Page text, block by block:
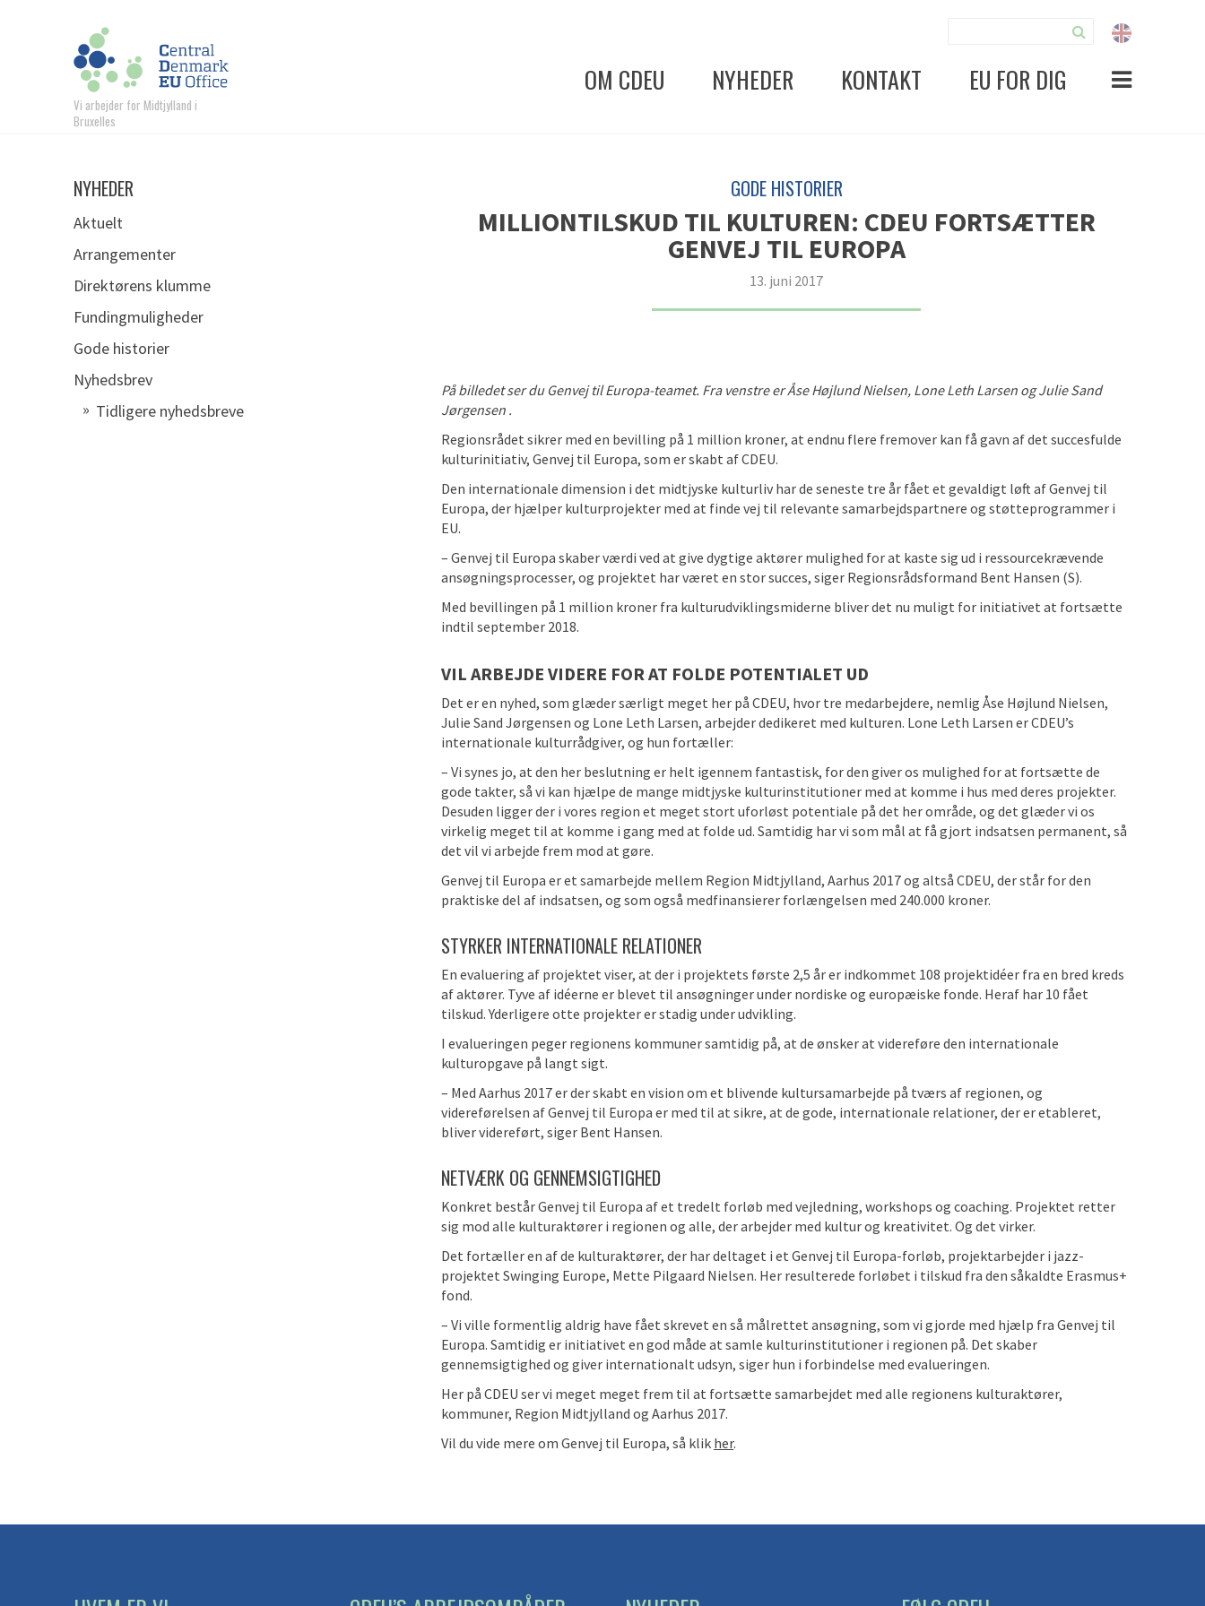
Vi arbejder for Midtjylland i
Bruxelles
OM CDEU NYHEDER KONTAKT EU FOR DIG
NYHEDER
Aktuelt
Arrangementer
Direktørens klumme
Fundingmuligheder
Gode historier
Nyhedsbrev
Tidligere nyhedsbreve
GODE HISTORIER
MILLIONTILSKUD TIL KULTUREN: CDEU FORTSÆTTER
GENVEJ TIL EUROPA
13. juni 2017
På billedet ser du Genvej til Europa-teamet. Fra venstre erÅse Højlund Nielsen, Lone Leth Larsen ogJulie Sand
Jørgensen .
Regionsrådet sikrer med en bevilling på 1 million kroner, at endnu flere fremover kan få gavn af det succesfulde
kulturinitiativ, Genvej til Europa, som er skabt af CDEU.
Den internationale dimension i det midtjyske kulturliv har de seneste tre år fået et gevaldigt løft af Genvej til
Europa, der hjælper kulturprojekter med at finde vej til relevante samarbejdspartnere og støtteprogrammer i
EU.
– Genvej til Europa skaber værdi ved at give dygtige aktører mulighed for at kaste sig ud i ressourcekrævende
ansøgningsprocesser, og projektet har været en stor succes, siger Regionsrådsformand Bent Hansen (S).
Med bevillingen på 1 million kroner fra kulturudviklingsmiderne bliver det nu muligt for initiativet at fortsætte
indtil september 2018.
VIL ARBEJDE VIDERE FOR AT FOLDE POTENTIALET UD
Det er en nyhed, som glæder særligt meget her på CDEU, hvor tre medarbejdere, nemlig Åse Højlund Nielsen,
Julie Sand Jørgensen og Lone Leth Larsen, arbejder dedikeret med kulturen. Lone Leth Larsen er CDEU’s
internationale kulturrådgiver, og hun fortæller:
– Vi synes jo, at den her beslutning er helt igennem fantastisk, for den giver os mulighed for at fortsætte de
gode takter, så vi kan hjælpe de mange midtjyske kulturinstitutioner med at komme i hus med deres projekter.
Desuden ligger der i vores region et meget stort uforløst potentiale på det her område, og det glæder vi os
virkelig meget til at komme i gang med at folde ud. Samtidig har vi som mål at få gjort indsatsen permanent, så
det vil vi arbejde frem mod at gøre.
Genvej til Europa er et samarbejde mellem Region Midtjylland, Aarhus 2017 og altså CDEU, der står for den
praktiske del af indsatsen, og som også medfinansierer forlængelsen med 240.000 kroner.
STYRKER INTERNATIONALE RELATIONER
En evaluering af projektet viser, at der i projektets første 2,5 år er indkommet 108 projektidéer fra en bred kreds
af aktører. Tyve af idéerne er blevet til ansøgninger under nordiske og europæiske fonde. Heraf har 10 fået
tilskud. Yderligere otte projekter er stadig under udvikling.
I evalueringen peger regionens kommuner samtidig på, at de ønsker at videreføre den internationale
kulturopgave på langt sigt.
– Med Aarhus 2017 er der skabt en vision om et blivende kultursamarbejde på tværs af regionen, og
videreførelsen af Genvej til Europa er med til at sikre, at de gode, internationale relationer, der er etableret,
bliver videreført, siger Bent Hansen.
NETVÆRK OG GENNEMSIGTIGHED
Konkret består Genvej til Europa af et tredelt forløb med vejledning, workshops og coaching. Projektet retter
sig mod alle kulturaktører i regionen og alle, der arbejder med kultur og kreativitet. Og det virker.
Det fortæller en af de kulturaktører, der har deltaget i et Genvej til Europa-forløb, projektarbejder i jazz-
projektet Swinging Europe, Mette Pilgaard Nielsen. Her resulterede forløbet i tilskud fra den såkaldte Erasmus+
fond.
– Vi ville formentlig aldrig have fået skrevet en så målrettet ansøgning, som vi gjorde med hjælp fra Genvej til
Europa. Samtidig er initiativet en god måde at samle kulturinstitutioner i regionen på. Det skaber
gennemsigtighed og giver internationalt udsyn, siger hun i forbindelse med evalueringen.
Her på CDEU ser vi meget meget frem til at fortsætte samarbejdet med alle regionens kulturaktører,
kommuner, Region Midtjylland og Aarhus 2017.
Vil du vide mere om Genvej til Europa, så klik her.